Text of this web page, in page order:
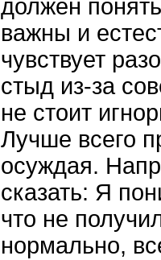
должен
важны и
чувствует
стыд из-за
не стоит
Лучше всего
осуждая.
сказать: Я
что не
нормально,